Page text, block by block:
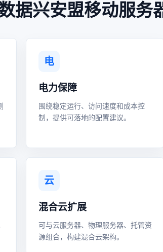
据兴安盟移动服务
电
电力保障
围绕稳定运行、访问速度和成本控
制，提供可落地的配置建议。
云
混合云扩展
可与云服务器、物理服务器、托管资
源组合，构建混合云架构。